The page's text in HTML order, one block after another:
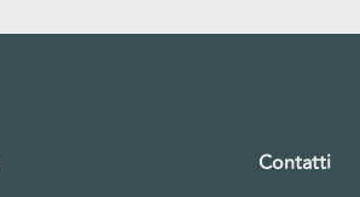
Contatti